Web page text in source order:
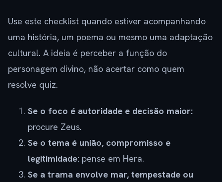
Use este checklist quando estiver acompanhando
uma história, um poema ou mesmo uma adaptação
cultural. A ideia é perceber a função do
personagem divino, não acertar como quem
resolve quiz.
Se o foco é autoridade e decisão maior:
procure Zeus.
Se o tema é união, compromisso e
legitimidade: pense em Hera.
Se a trama envolve mar, tempestade ou